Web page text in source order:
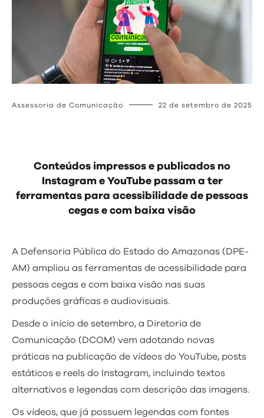
Assessoria de Comunicação 22 de setembro de 2025
Conteúdos impressos e publicados no
Instagram e YouTube passam a ter
ferramentas para acessibilidade de pessoas
cegas e com baixa visão
A Defensoria Pública do Estado do Amazonas (DPE-
AM) ampliou as ferramentas de acessibilidade para
pessoas cegas e com baixa visão nas suas
produções gráficas e audiovisuais.
Desde o início de setembro, a Diretoria de
Comunicação (DCOM) vem adotando novas
práticas na publicação de vídeos do YouTube, posts
estáticos e reels do Instagram, incluindo textos
alternativos e legendas com descrição das imagens.
Os vídeos, que já possuem legendas com fontes